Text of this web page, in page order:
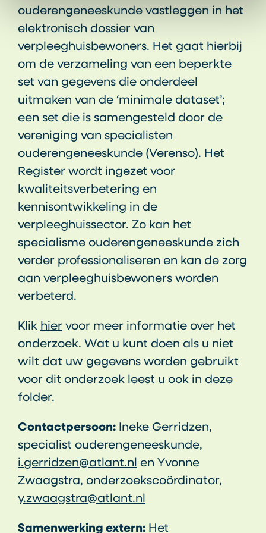
ouderengeneeskunde vastleggen in het
elektronisch dossier van
verpleeghuisbewoners. Het gaat hierbij
om de verzameling van een beperkte
set van gegevens die onderdeel
uitmaken van de ‘minimale dataset’;
een set die is samengesteld door de
vereniging van specialisten
ouderengeneeskunde (Verenso). Het
Register wordt ingezet voor
kwaliteitsverbetering en
kennisontwikkeling in de
verpleeghuissector. Zo kan het
specialisme ouderengeneeskunde zich
verder professionaliseren en kan de zorg
aan verpleeghuisbewoners worden
verbeterd.
Klik hier voor meer informatie over het
onderzoek. Wat u kunt doen als u niet
wilt dat uw gegevens worden gebruikt
voor dit onderzoek leest u ook in deze
folder.
Contactpersoon: Ineke Gerridzen,
specialist ouderengeneeskunde,
i.gerridzen@atlant.nl en Yvonne
Zwaagstra, onderzoekscoördinator,
y.zwaagstra@atlant.nl
Samenwerking extern: Het